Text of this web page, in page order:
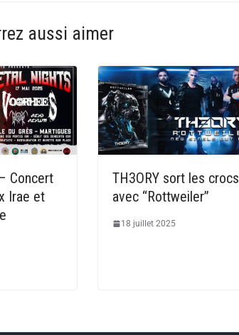
aussi aimer
Concert
Irae et
TH3ORY sort les crocs
avec “Rottweiler”
18 juillet 2025